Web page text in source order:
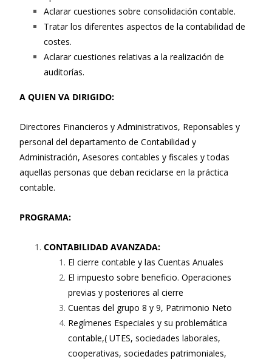
Aclarar cuestiones sobre consolidación contable.
Tratar los diferentes aspectos de la contabilidad de
costes.
Aclarar cuestiones relativas a la realización de
auditorías.
A QUIEN VA DIRIGIDO:
Directores Financieros y Administrativos, Reponsables y
personal del departamento de Contabilidad y
Administración, Asesores contables y fiscales y todas
aquellas personas que deban reciclarse en la práctica
contable.
PROGRAMA:
CONTABILIDAD AVANZADA:
El cierre contable y las Cuentas Anuales
El impuesto sobre beneficio. Operaciones
previas y posteriores al cierre
Cuentas del grupo 8 y 9, Patrimonio Neto
Regímenes Especiales y su problemática
contable,( UTES, sociedades laborales,
cooperativas, sociedades patrimoniales,